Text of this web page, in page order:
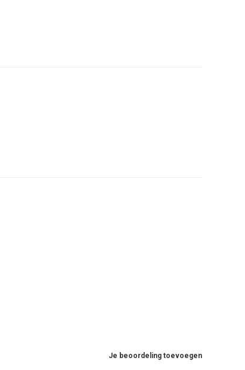
Je beoordeling toevoegen